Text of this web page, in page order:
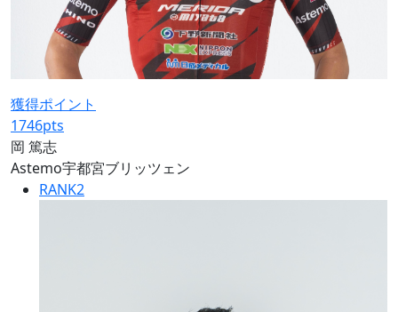
獲得ポイント
1746pts
岡 篤志
Astemo宇都宮ブリッツェン
RANK2